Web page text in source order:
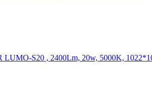
LUMO-S20 , 2400Lm, 20w, 5000K,